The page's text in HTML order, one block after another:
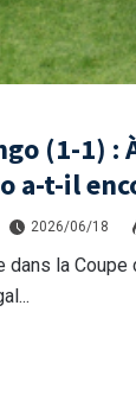
(1-1) :
a-t-il
?
2026/06/18
dans la Coupe